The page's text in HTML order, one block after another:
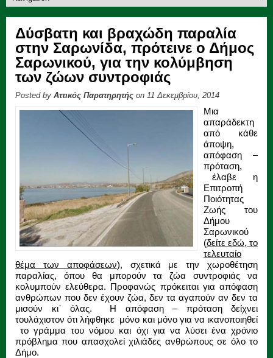
Δύσβατη και βραχώδη παραλία
στην Σαρωνίδα, πρότεινε ο Δήμος
Σαρωνικού, για την κολύμβηση
των ζώων συντροφιάς
Posted by Αττικός Παρατηρητής on 11 Δεκεμβρίου, 2014
Μια
απαράδεκτη
από κάθε
άποψη,
απόφαση –
πρόταση,
έλαβε η
Επιτροπή
Ποιότητας
Ζωής του
Δήμου
Σαρωνικού
(δείτε εδώ, το
τελευταίο
θέμα των αποφάσεων), σχετικά με την χωροθέτηση
παραλίας, όπου θα μπορούν τα ζώα συντροφιάς να
κολυμπούν ελεύθερα. Προφανώς πρόκειται για απόφαση
ανθρώπων που δεν έχουν ζώα, δεν τα αγαπούν αν δεν τα
μισούν κι΄ όλας. Η απόφαση – πρόταση δείχνει
τουλάχιστον ότι λήφθηκε μόνο και μόνο για να ικανοποιηθεί
το γράμμα του νόμου και όχι για να λύσει ένα χρόνιο
πρόβλημα που απασχολεί χιλιάδες ανθρώπους σε όλο το
Δήμο.